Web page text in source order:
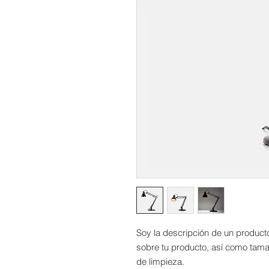
Soy la descripción de un
sobre tu producto, así como
de limpieza.